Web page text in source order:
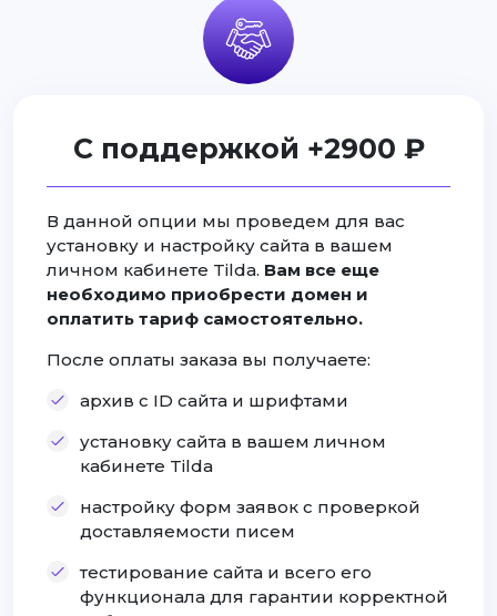
С поддержкой +2900 ₽
В данной опции мы проведем для вас
установку и настройку сайта в вашем
личном кабинете Tilda. Вам все еще
необходимо приобрести домен и
оплатить тариф самостоятельно.
После оплаты заказа вы получаете:
архив с ID сайта и шрифтами
установку сайта в вашем личном
кабинете Tilda
настройку форм заявок с проверкой
доставляемости писем
тестирование сайта и всего его
функционала для гарантии корректной